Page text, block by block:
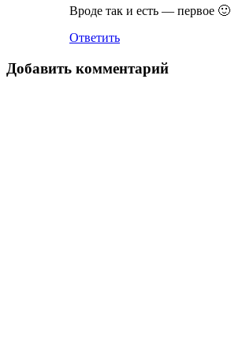
Вроде так и есть — первое 🙂
Ответить
Добавить комментарий